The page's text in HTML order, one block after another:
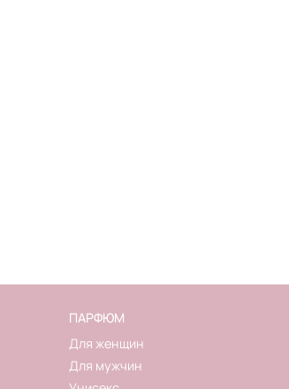
ПАРФЮМ
Для женщин
Для мужчин